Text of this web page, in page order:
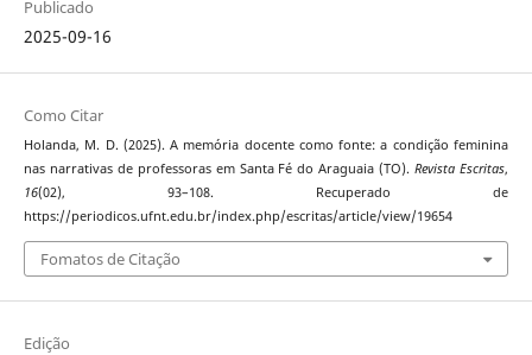
Publicado
2025-09-16
Como Citar
Holanda, M. D. (2025). A memória docente como fonte: a condição feminina
nas narrativas de professoras em Santa Fé do Araguaia (TO).Revista Escritas,
16(02), 93–108. Recuperado de
https://periodicos.ufnt.edu.br/index.php/escritas/article/view/19654
Fomatos de Citação
Edição